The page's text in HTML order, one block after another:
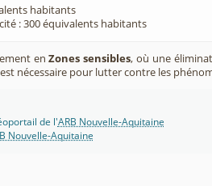
habitants
: 300 équivalents habitants
enZones sensibles, où une
nécessaire pour lutter contre les
de l'ARB Nouvelle-Aquitaine
Nouvelle-Aquitaine